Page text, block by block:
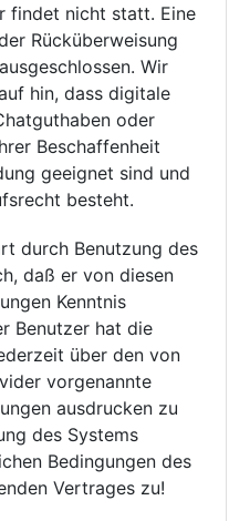
findet nicht statt. Eine
Rücküberweisung
Wir
hin, dass digitale
oder
Beschaffenheit
geeignet sind und
besteht.
durch Benutzung des
daß er von diesen
Kenntnis
Benutzer hat die
über den von
vorgenannte
ausdrucken zu
des Systems
Bedingungen des
Vertrages zu!